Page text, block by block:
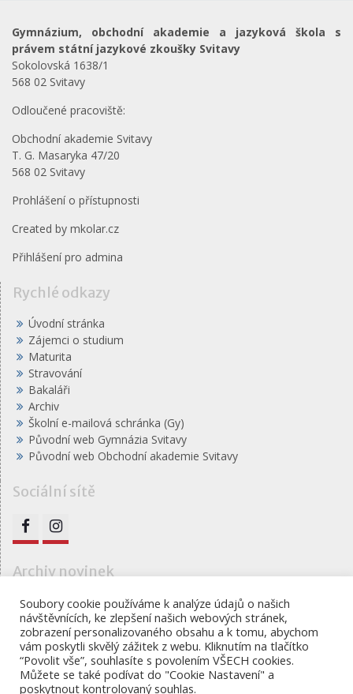
Gymnázium, obchodní akademie a jazyková škola s
právem státní jazykové zkoušky Svitavy
Sokolovská 1638/1
568 02 Svitavy
Odloučené pracoviště:
Obchodní akademie Svitavy
T. G. Masaryka 47/20
568 02 Svitavy
Prohlášení o přístupnosti
Created by mkolar.cz
Přihlášení pro admina
Rychlé odkazy
Úvodní stránka
Zájemci o studium
Maturita
Stravování
Bakaláři
Archiv
Školní e-mailová schránka (Gy)
Původní web Gymnázia Svitavy
Původní web Obchodní akademie Svitavy
Sociální sítě
FB IG
Archiv novinek
Archiv
novinek
Gymnázium, obchodní akademie a jazyková škola s
Soubory cookie používáme k analýze údajů o našich
návštěvnících, ke zlepšení našich webových stránek,
zobrazení personalizovaného obsahu a k tomu, abychom
vám poskytli skvělý zážitek z webu. Kliknutím na tlačítko
“Povolit vše”, souhlasíte s povolením VŠECH cookies.
Můžete se také podívat do "Cookie Nastavení" a
poskytnout kontrolovaný souhlas.